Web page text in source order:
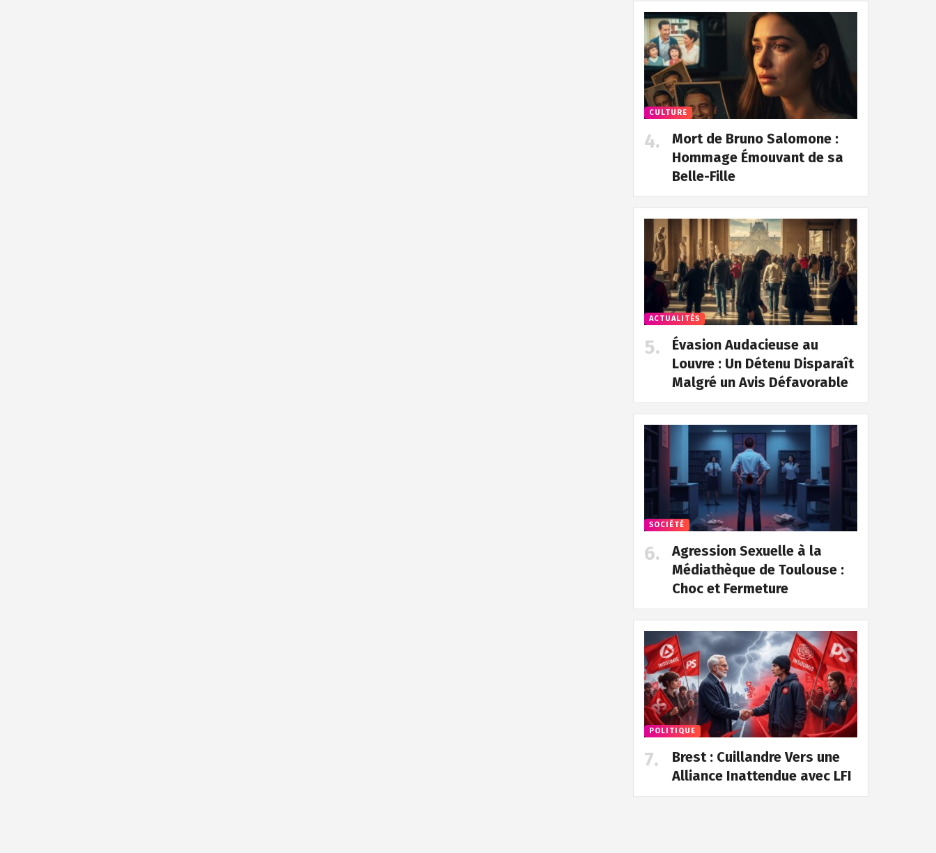
CULTURE
Mort de Bruno Salomone :
Hommage Émouvant de sa
Belle-Fille
ACTUALITÉS
Évasion Audacieuse au
Louvre : Un Détenu Disparaît
Malgré un Avis Défavorable
SOCIÉTÉ
Agression Sexuelle à la
Médiathèque de Toulouse :
Choc et Fermeture
POLITIQUE
Brest : Cuillandre Vers une
Alliance Inattendue avec LFI